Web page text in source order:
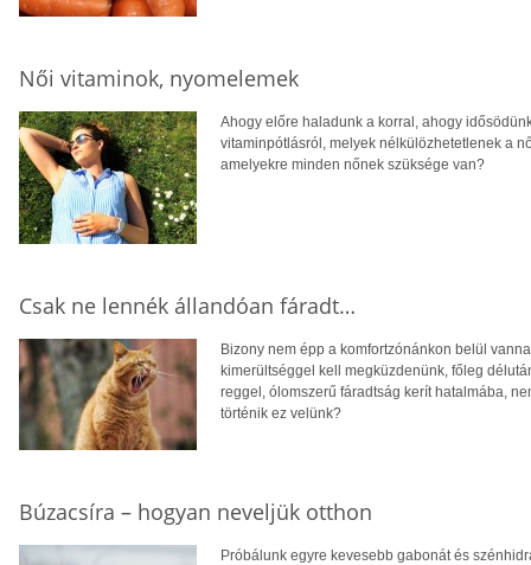
Női vitaminok, nyomelemek
Ahogy előre haladunk a korral, ahogy
vitaminpótlásról, melyek nélkülözhetetlenek a
amelyekre minden nőnek szüksége van?
Csak ne lennék állandóan fáradt…
Bizony nem épp a komfortzónánkon belül
kimerültséggel kell megküzdenünk, főleg
reggel, ólomszerű fáradtság kerít hatalmába,
történik ez velünk?
Búzacsíra – hogyan neveljük otthon
Próbálunk egyre kevesebb gabonát és